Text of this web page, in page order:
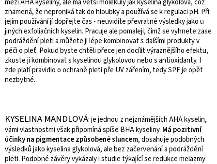
znamená, že neproniká tak do hloubky a používá se k regulaci pH. Při
jejím používání jí dopřejte čas - neuvidíte převratné výsledky jako u
jiných exfoliačních kyselin. Pracuje ale pomaleji, čímž se vyhnete zase
podráždění pleti a můžete ji lépe kombinovat s dalšími produkty v
péči o pleť. Pokud byste chtěli přece jen docílit výraznějšího efektu,
zkuste ji kombinovat s kyselinou glykolovou nebo s antioxidanty. I
zde platí pravidlo o ochraně pleti pře UV zářením, tedy SPF je opět
nezbytné.
KYSELINA MANDLOVÁ: je jednou z nejznámějších AHA kyselin,
vámi vlastnostmi však připomíná spíše BHA kyseliny. Má pozitivní
účinky na pigmentace způsobené sluncem, dosahuje podobných
výsledků jako kyselina glykolová, ale bez začervenání a podráždění
pleti. Podobné závěry vykázaly i studie týkající se redukce melazmy